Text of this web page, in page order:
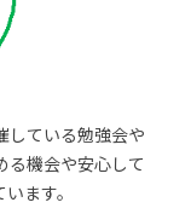
している勉強会や
る機会や安心して
ます。